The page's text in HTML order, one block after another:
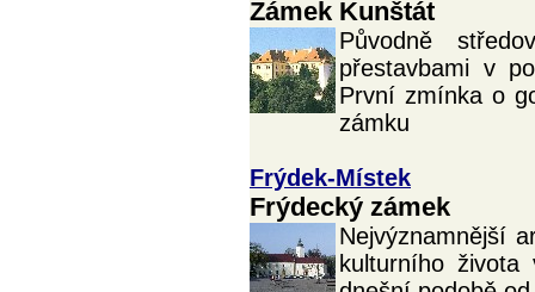
Zámek Kunštát
Původně
přestavbami v
První zmínka o
zámku
Frýdek-Místek
Frýdecký zámek
Nejvýznamnější
kulturního